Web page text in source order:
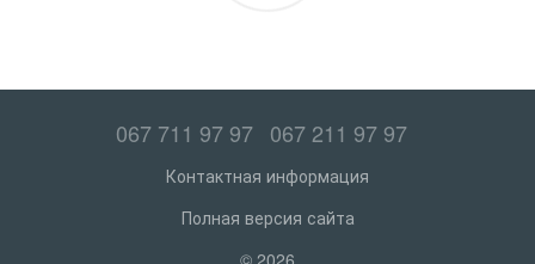
067 711 97 97 067 211 97 97
Контактная информация
Полная версия сайта
© 2026